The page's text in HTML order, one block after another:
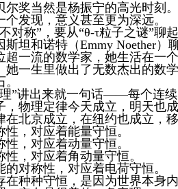
尔奖当然是杨振宁的高光时刻
个发现，意义甚至更为深远。
对称”，要从“θ-τ粒子之谜”聊
斯坦和诺特（Emmy Noether）
超一流的数学家，她生活在一
她一生里做出了无数杰出的数
”讲出来就一句话——每个连
，物理定律今天成立，明天也
在北京成立，在纽约也成立，
性，对应着能量守恒。
性，对应着动量守恒。
性，对应着角动量守恒。
的对称性，对应着电荷守恒。
在种种守恒，是因为世界本身